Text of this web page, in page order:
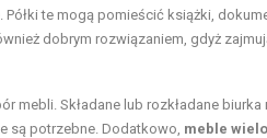
te mogą pomieścić książki,
dobrym rozwiązaniem, gdyż
mebli. Składane lub rozkładane
są potrzebne. Dodatkowo, meble